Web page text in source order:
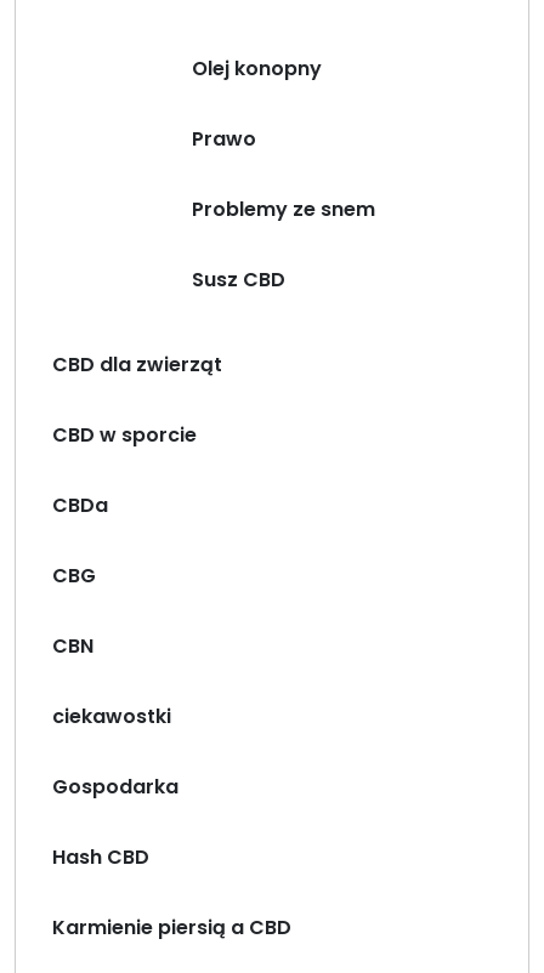
Olej konopny
Prawo
Problemy ze snem
Susz CBD
CBD dla zwierząt
CBD w sporcie
CBDa
CBG
CBN
ciekawostki
Gospodarka
Hash CBD
Karmienie piersią a CBD